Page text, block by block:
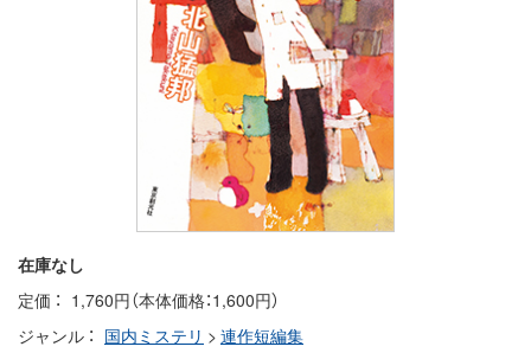
在庫なし
定価
1,760円（本体価格：1,600円）
ジャンル
国内ミステリ > 連作短編集